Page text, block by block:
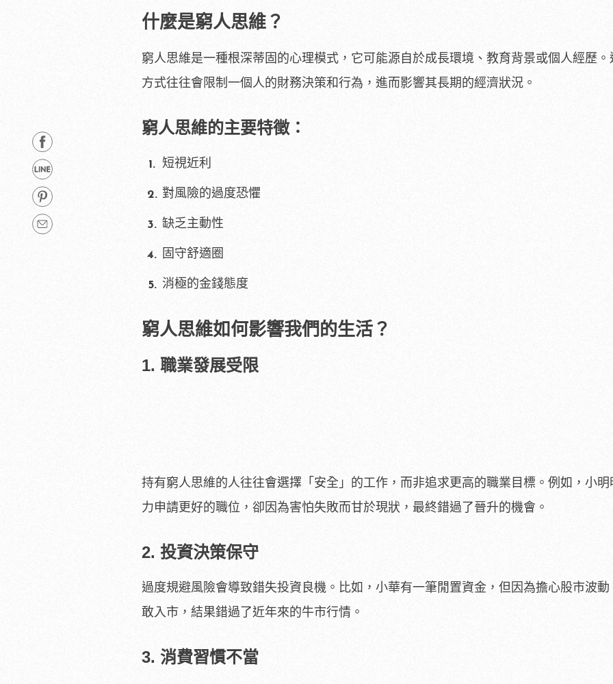
什麼是窮人思維？
窮人思維是一種根深蒂固的心理模式，它可能源自於成長環境、教育背景或個人經歷。
方式往往會限制一個人的財務決策和行為，進而影響其長期的經濟狀況。
窮人思維的主要特徵：
短視近利
對風險的過度恐懼
缺乏主動性
固守舒適圈
消極的金錢態度
窮人思維如何影響我們的生活？
1. 職業發展受限
持有窮人思維的人往往會選擇「安全」的工作，而非追求更高的職業目標。例如，小明
力申請更好的職位，卻因為害怕失敗而甘於現狀，最終錯過了晉升的機會。
2. 投資決策保守
過度規避風險會導致錯失投資良機。比如，小華有一筆閒置資金，但因為擔心股市波動
敢入市，結果錯過了近年來的牛市行情。
3. 消費習慣不當